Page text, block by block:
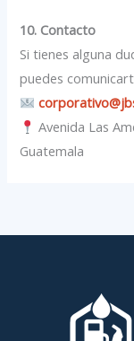
10. Contacto
Si tienes alguna
puedes
Avenida Las
Guatemala